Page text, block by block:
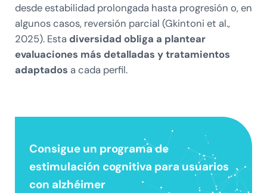
desde estabilidad prolongada hasta progresión o, en
algunos casos, reversión parcial (Gkintoni et al.,
2025). Esta diversidad obliga a plantear
evaluaciones más detalladas y tratamientos
adaptados a cada perfil.
Consigue un programa de
estimulación cognitiva para usuarios
con alzhéimer